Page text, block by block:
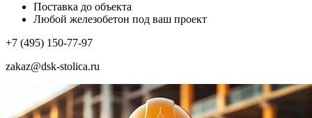
Поставка до объекта
Любой железобетон под ваш проект
+7 (495) 150-77-97
zakaz@dsk-stolica.ru